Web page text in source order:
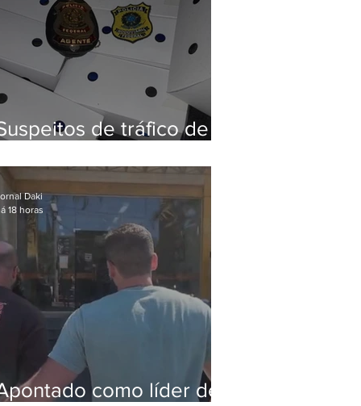
de tráfico de
com 50 aves
como líder de
Daki
18 horas